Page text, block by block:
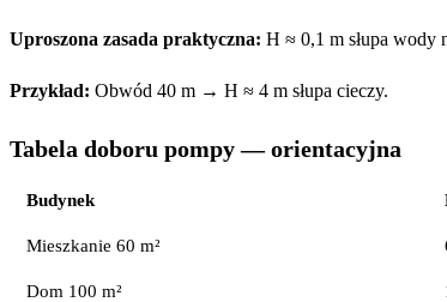
Uproszona zasada praktyczna: H ≈ 0,1 m słupa wody
Przykład: Obwód 40 m → H ≈ 4 m słupa cieczy.
Tabela doboru pompy — orientacyjna
Budynek
Mieszkanie 60 m²
Dom 100 m²